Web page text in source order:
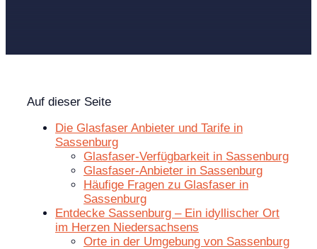
Auf dieser Seite
Die Glasfaser Anbieter und Tarife in
Sassenburg
Glasfaser-Verfügbarkeit in Sassenburg
Glasfaser-Anbieter in Sassenburg
Häufige Fragen zu Glasfaser in
Sassenburg
Entdecke Sassenburg – Ein idyllischer Ort
im Herzen Niedersachsens
Orte in der Umgebung von Sassenburg